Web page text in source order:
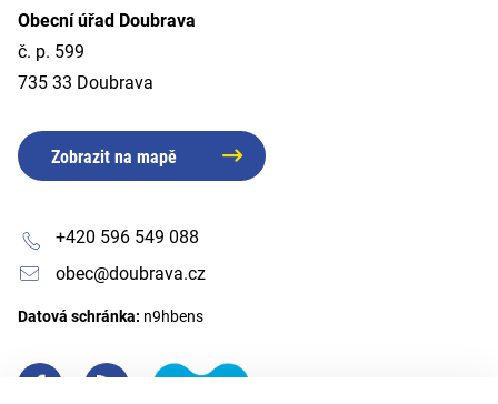
Obecní úřad Doubrava
č. p. 599
735 33 Doubrava
Zobrazit na mapě
+420 596 549 088
obec@doubrava.cz
Datová schránka: n9hbens